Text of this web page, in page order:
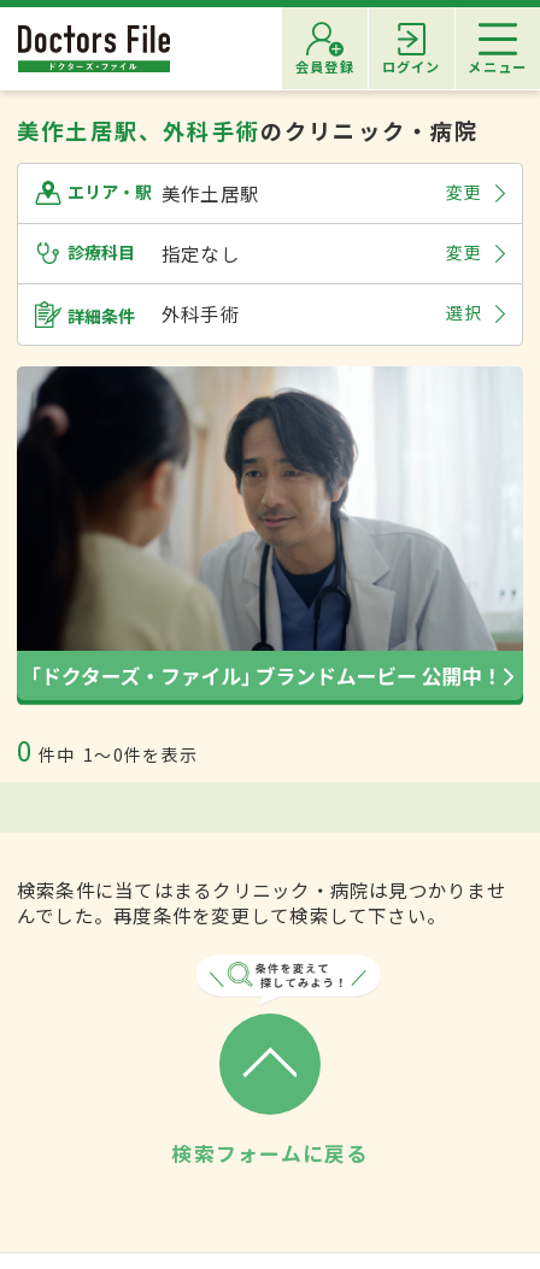
会員登録 ログイン メニュー
美作土居駅、外科手術のクリニック・病院
エリア・駅 美作土居駅 変更
診療科目 指定なし 変更
詳細条件 外科手術 選択
0 件中 1〜0件を表示
検索条件に当てはまるクリニック・病院は見つかりませ
んでした。再度条件を変更して検索して下さい。
検索フォームに戻る